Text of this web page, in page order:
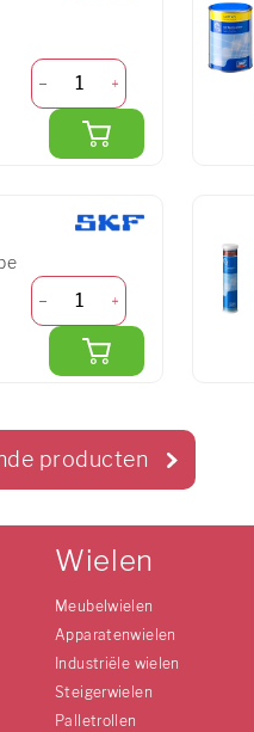
producten
Wielen
Meubelwielen
Apparatenwielen
Industriële wielen
Steigerwielen
Palletrollen